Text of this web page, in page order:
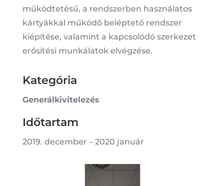
működtetésű, a rendszerben használatos
kártyákkal működő beléptető rendszer
kiépítése, valamint a kapcsolódó szerkezet
erősítési munkálatok elvégzése.
Kategória
Generálkivitelezés
Időtartam
2019. december – 2020 január